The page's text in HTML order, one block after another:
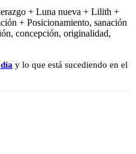
+ Luna nueva + Lilith +
+ Posicionamiento, sanación
concepción, originalidad,
y lo que está sucediendo en el